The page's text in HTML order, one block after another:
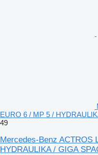
EURO 6 / MP 5 /
49
Mercedes-Benz ACTROS
HYDRAULIKA / GIGA